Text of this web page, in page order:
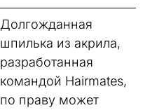
Долгожданная
шпилька из акрила,
разработанная
командой Hairmates,
по праву может